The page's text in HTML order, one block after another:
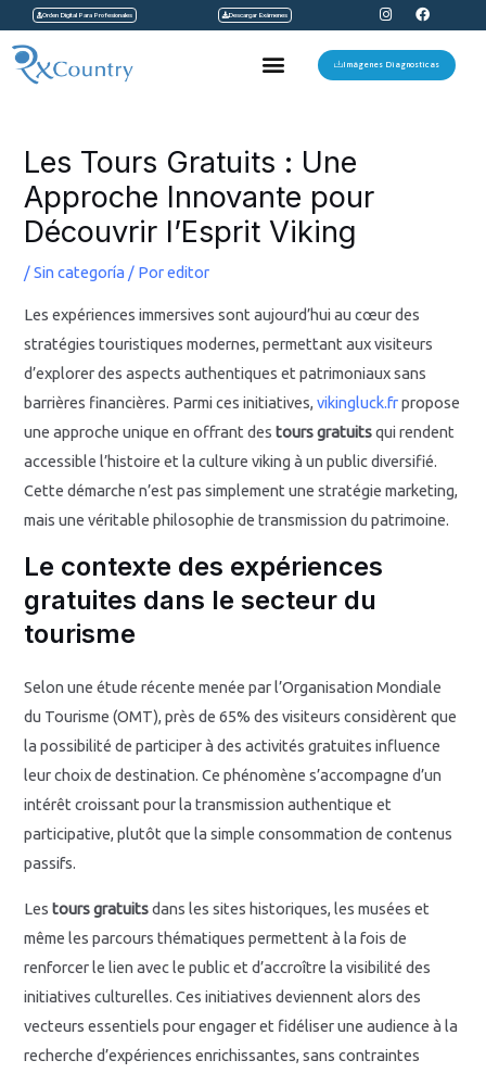
contenido
Orden Digital Para Profesionales Descargar Exámenes
I
n
s
t
a
F
a
c
e
b
Menu Imágenes Diagnosticas
Les Tours Gratuits : Une
Approche Innovante pour
Découvrir l’Esprit Viking
/Sin categoría / Poreditor
Les expériences immersives sont aujourd’hui au cœur des
stratégies touristiques modernes, permettant aux visiteurs
d’explorer des aspects authentiques et patrimoniaux sans
barrières financières. Parmi ces initiatives,vikingluck.frpropose
une approche unique en offrant destours gratuitsqui rendent
accessible l’histoire et la culture viking à un public diversifié.
Cette démarche n’est pas simplement une stratégie marketing,
mais une véritable philosophie de transmission du patrimoine.
Le contexte des expériences
gratuites dans le secteur du
tourisme
Selon une étude récente menée par l’Organisation Mondiale
du Tourisme (OMT), près de 65% des visiteurs considèrent que
la possibilité de participer à des activités gratuites influence
leur choix de destination. Ce phénomène s’accompagne d’un
intérêt croissant pour la transmission authentique et
participative, plutôt que la simple consommation de contenus
passifs.
Lestours gratuitsdans les sites historiques, les musées et
même les parcours thématiques permettent à la fois de
renforcer le lien avec le public et d’accroître la visibilité des
initiatives culturelles. Ces initiatives deviennent alors des
vecteurs essentiels pour engager et fidéliser une audience à la
recherche d’expériences enrichissantes, sans contraintes
entradas